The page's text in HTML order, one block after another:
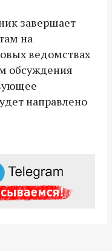
завершает
на
ведомствах
обсуждения
направлено